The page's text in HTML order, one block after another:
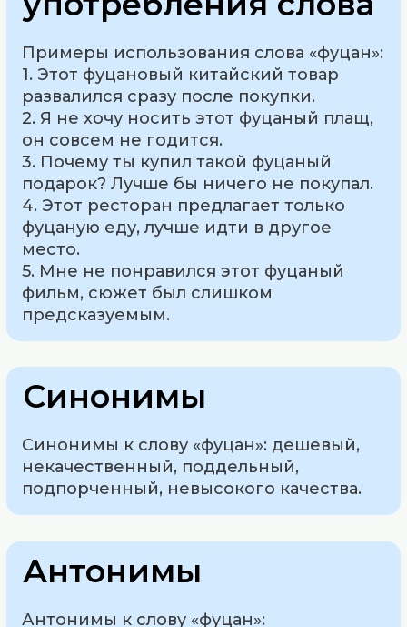
Примеры использования слова «фуцан»:
1. Этот фуцановый китайский товар
развалился сразу после покупки.
2. Я не хочу носить этот фуцаный плащ,
он совсем не годится.
3. Почему ты купил такой фуцаный
подарок? Лучше бы ничего не покупал.
4. Этот ресторан предлагает только
фуцаную еду, лучше идти в другое
место.
5. Мне не понравился этот фуцаный
фильм, сюжет был слишком
предсказуемым.
Синонимы
Синонимы к слову «фуцан»: дешевый,
некачественный, поддельный,
подпорченный, невысокого качества.
Антонимы
Антонимы к слову «фуцан»: